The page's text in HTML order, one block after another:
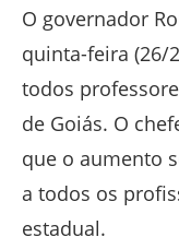
O governador
quinta-feira (26/
todos
de Goiás. O
que o aumento
a todos os
estadual.